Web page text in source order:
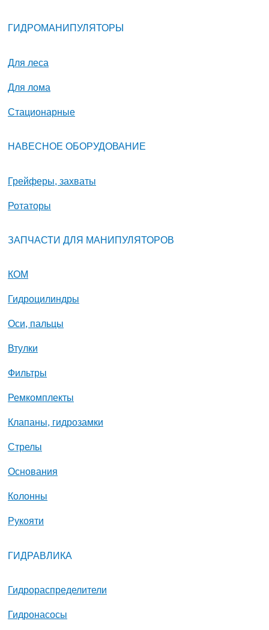
ГИДРОМАНИПУЛЯТОРЫ
Для леса
Для лома
Стационарные
НАВЕСНОЕ ОБОРУДОВАНИЕ
Грейферы, захваты
Ротаторы
ЗАПЧАСТИ ДЛЯ МАНИПУЛЯТОРОВ
КОМ
Гидроцилиндры
Оси, пальцы
Втулки
Фильтры
Ремкомплекты
Клапаны, гидрозамки
Стрелы
Основания
Колонны
Рукояти
ГИДРАВЛИКА
Гидрораспределители
Гидронасосы